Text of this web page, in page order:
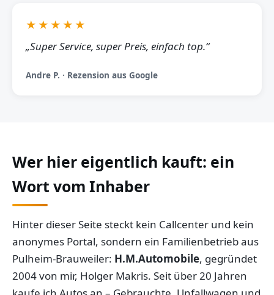
★★★★★
„Super Service, super Preis, einfach top.“
Andre P. · Rezension aus Google
Wer hier eigentlich kauft: ein
Wort vom Inhaber
Hinter dieser Seite steckt kein Callcenter und kein
anonymes Portal, sondern ein Familienbetrieb aus
Pulheim-Brauweiler: H.M.Automobile, gegründet
2004 von mir, Holger Makris. Seit über 20 Jahren